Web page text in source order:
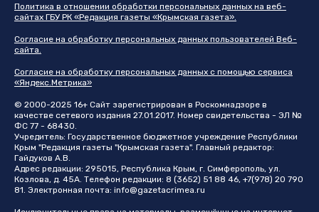
Политика в отношении обработки персональных данных на веб-
сайтах ГБУ РК «Редакция газеты «Крымская газета».
Согласие на обработку персональных данных пользователей Веб-
сайта.
Согласие на обработку персональных данных с помощью сервиса
«Яндекс.Метрика»
© 2000-2025 16+ Сайт зарегистрирован в Роскомнадзоре в
качестве сетевого издания 27.01.2017. Номер свидетельства - ЭЛ №
ФС 77 - 68430.
Учредитель: Государственное бюджетное учреждение Республики
Крым "Редакция газеты "Крымская газета". Главный редактор:
Гайдуков А.В.
Адрес редакции: 295015, Республика Крым, г. Симферополь, ул.
Козлова, д. 45А. Телефон редакции: 8 (3652) 51 88 46, +7(978) 20 790
81. Электронная почта: info@gazetacrimea.ru